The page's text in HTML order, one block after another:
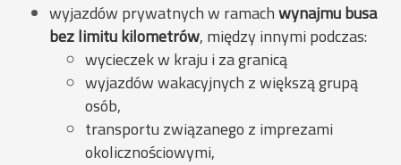
wyjazdów prywatnych w ramachwynajmu busa
bez limitu kilometrów, między innymi podczas:
wycieczek w kraju i za granicą
wyjazdów wakacyjnych z większą grupą
osób,
transportu związanego z imprezami
okolicznościowymi,